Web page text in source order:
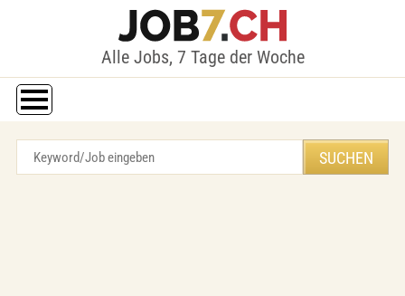
Alle Jobs, 7 Tage der Woche